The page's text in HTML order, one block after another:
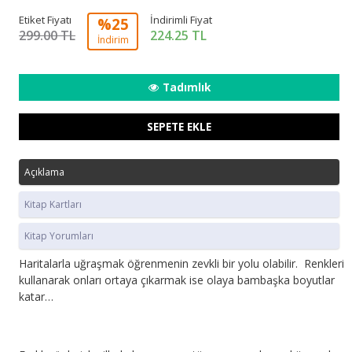
Etiket Fiyatı
299.00 TL
%25
İndirim
İndirimli Fiyat
224.25 TL
Tadımlık
SEPETE EKLE
Açıklama
Kitap Kartları
Kitap Yorumları
Haritalarla uğraşmak öğrenmenin zevkli bir yolu olabilir. Renkleri
kullanarak onları ortaya çıkarmak ise olaya bambaşka boyutlar
katar…